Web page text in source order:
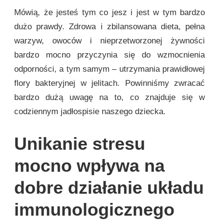
Mówią, że jesteś tym co jesz i jest w tym bardzo
dużo prawdy. Zdrowa i zbilansowana dieta, pełna
warzyw, owoców i nieprzetworzonej żywności
bardzo mocno przyczynia się do wzmocnienia
odporności, a tym samym – utrzymania prawidłowej
flory bakteryjnej w jelitach. Powinniśmy zwracać
bardzo dużą uwagę na to, co znajduje się w
codziennym jadłospisie naszego dziecka.
Unikanie stresu
mocno wpływa na
dobre działanie układu
immunologicznego